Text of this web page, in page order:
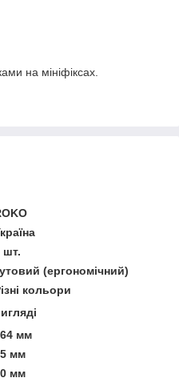
на мініфіксах.
шт.
(ергономічний)
кольори
мм
мм
мм